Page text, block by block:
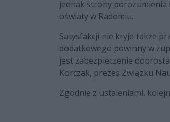
jednak strony porozumienia
oświaty w Radomiu.
Satysfakcji nie kryje także
dodatkowego powinny w
jest zabezpieczenie
Korczak, prezes Związku
Zgodnie z ustaleniami,